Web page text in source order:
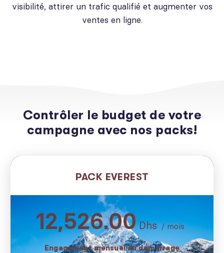
visibilité, attirer un trafic qualifié et augmenter vos
ventes en ligne.
Contrôler le budget de votre
campagne avec nos packs!
PACK EVEREST
12,526.00Dhs/ mois
Engagement mensuel au démarrage